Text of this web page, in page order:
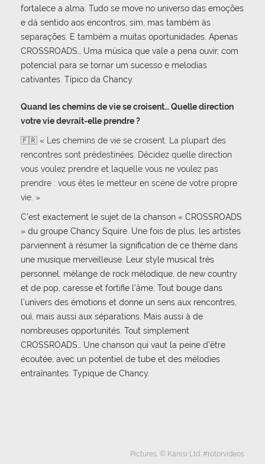
fortalece a alma. Tudo se move no universo das emoções
e dá sentido aos encontros, sim, mas também às
separações. E também a muitas oportunidades. Apenas
CROSSROADS… Uma música que vale a pena ouvir, com
potencial para se tornar um sucesso e melodias
cativantes. Típico da Chancy.
Quand les chemins de vie se croisent… Quelle direction
votre vie devrait-elle prendre ?
🇫🇷 « Les chemins de vie se croisent. La plupart des
rencontres sont prédestinées. Décidez quelle direction
vous voulez prendre et laquelle vous ne voulez pas
prendre : vous êtes le metteur en scène de votre propre
vie. »
C’est exactement le sujet de la chanson « CROSSROADS
» du groupe Chancy Squire. Une fois de plus, les artistes
parviennent à résumer la signification de ce thème dans
une musique merveilleuse. Leur style musical très
personnel, mélange de rock mélodique, de new country
et de pop, caresse et fortifie l’âme. Tout bouge dans
l’univers des émotions et donne un sens aux rencontres,
oui, mais aussi aux séparations. Mais aussi à de
nombreuses opportunités. Tout simplement
CROSSROADS… Une chanson qui vaut la peine d’être
écoutée, avec un potentiel de tube et des mélodies
entraînantes. Typique de Chancy.
Pictures: © Kanisi Ltd. #rotorvideos